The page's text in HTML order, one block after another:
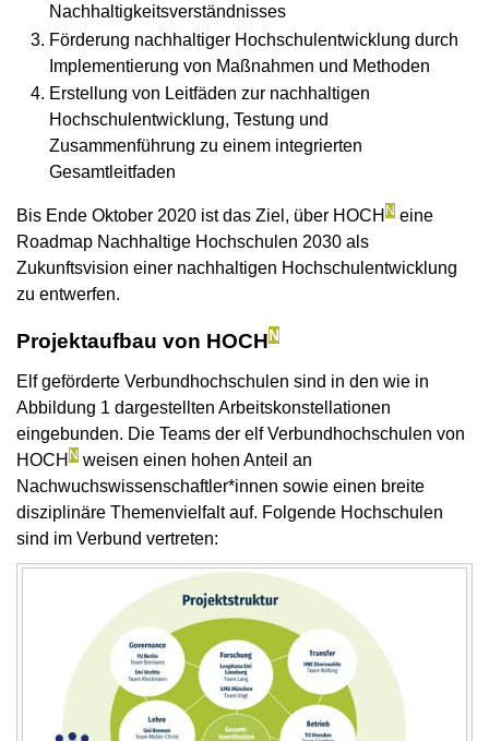
Nachhaltigkeitsverständnisses
Förderung nachhaltiger Hochschulentwicklung durch
Implementierung von Maßnahmen und Methoden
Erstellung von Leitfäden zur nachhaltigen
Hochschulentwicklung, Testung und
Zusammenführung zu einem integrierten
Gesamtleitfaden
Bis Ende Oktober 2020 ist das Ziel, über HOCH N eine
Roadmap Nachhaltige Hochschulen 2030 als
Zukunftsvision einer nachhaltigen Hochschulentwicklung
zu entwerfen.
Projektaufbau von HOCHN
Elf geförderte Verbundhochschulen sind in den wie in
Abbildung 1 dargestellten Arbeitskonstellationen
eingebunden. Die Teams der elf Verbundhochschulen von
HOCH N weisen einen hohen Anteil an
Nachwuchswissenschaftler*innen sowie einen breite
disziplinäre Themenvielfalt auf. Folgende Hochschulen
sind im Verbund vertreten: